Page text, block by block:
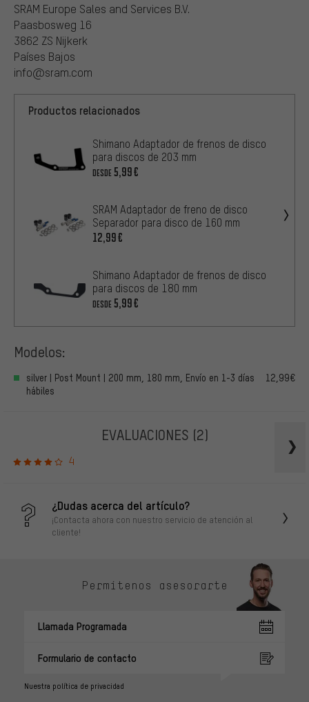
SRAM Europe Sales and Services B.V.
Paasbosweg 16
3862 ZS Nijkerk
Países Bajos
info@sram.com
Productos relacionados
Shimano Adaptador de frenos de disco
para discos de 203 mm
DESDE 5,99€
SRAM Adaptador de freno de disco
Separador para disco de 160 mm
12,99€
Shimano Adaptador de frenos de disco
para discos de 180 mm
DESDE 5,99€
Modelos:
silver | Post Mount | 200 mm, 180 mm, Envío en 1-3 días
hábiles
12,99€
EVALUACIONES (2)
4
¿Dudas acerca del artículo?
¡Contacta ahora con nuestro servicio de atención al
cliente!
Permítenos asesorarte
Llamada Programada
Formulario de contacto
Nuestra política de privacidad